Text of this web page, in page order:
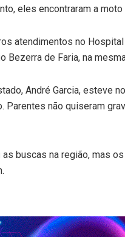
eles encontraram a
atendimentos no
Bezerra de Faria, na
André Garcia, esteve
Parentes não quiseram
buscas na região, mas